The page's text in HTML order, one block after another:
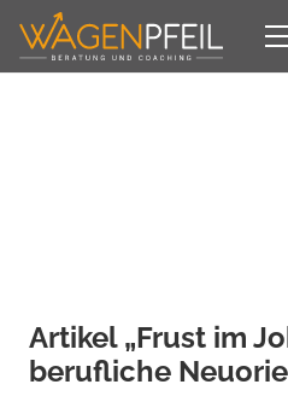
Artikel „Frust im
berufliche